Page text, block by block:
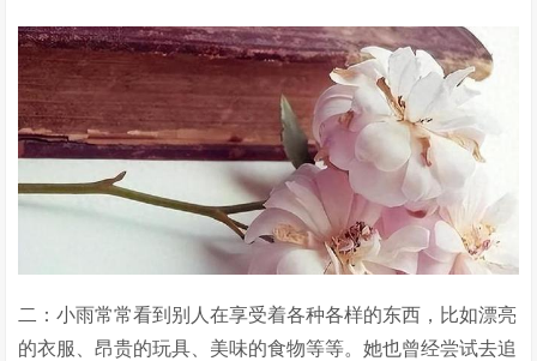
二：小雨常常看到别人在享受着各种各样的东西，比如漂亮
的衣服、昂贵的玩具、美味的食物等等。她也曾经尝试去追